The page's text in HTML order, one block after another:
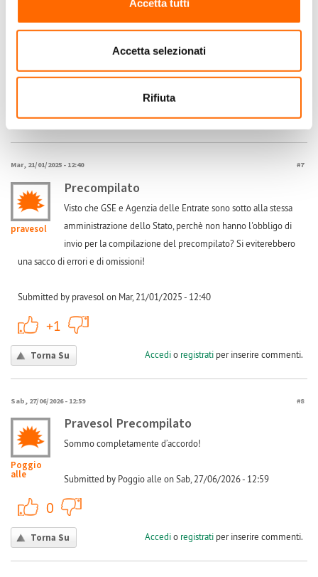
Accetta tutti
Accetta selezionati
Rifiuta
vera e propria vendita d'energia. Ecco perché deve essere indicata alla
voce "Altri redditi" per il calcolo dell'Irpef.
Torna Su Accedioregistratiper inserire commenti.
Mar, 21/01/2025 - 12:40 #7
pravesol
Precompilato
Visto che GSE e Agenzia delle Entrate sono sotto alla stessa
amministrazione dello Stato, perchè non hanno l'obbligo di
invio per la compilazione del precompilato? Si eviterebbero
una sacco di errori e di omissioni!
Submitted by pravesol on Mar, 21/01/2025 - 12:40
+1
Torna Su Accedio registratiper inserire commenti.
Sab, 27/06/2026 - 12:59 #8
Poggio
alle
Pravesol Precompilato
Sommo completamente d’accordo!
Submitted by Poggio alle on Sab, 27/06/2026 - 12:59
0
Torna Su Accedio registratiper inserire commenti.